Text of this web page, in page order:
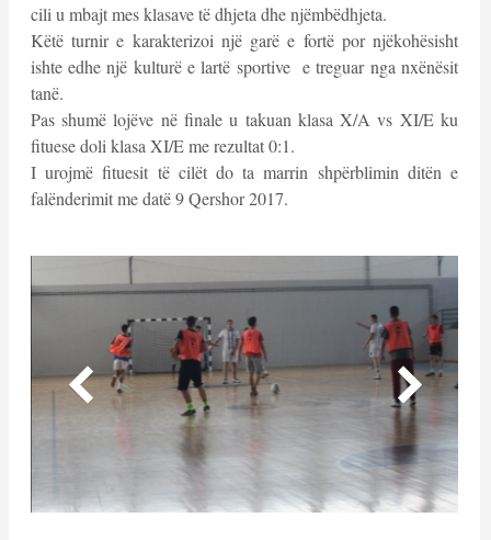
cili u mbajt mes klasave të dhjeta dhe njëmbëdhjeta.
Këtë turnir e karakterizoi një garë e fortë por njëkohësisht
ishte edhe një kulturë e lartë sportive e treguar nga nxënësit
tanë.
Pas shumë lojëve në finale u takuan klasa X/A vs XI/E ku
fituese doli klasa XI/E me rezultat 0:1.
I urojmë fituesit të cilët do ta marrin shpërblimin ditën e
falënderimit me datë 9 Qershor 2017.